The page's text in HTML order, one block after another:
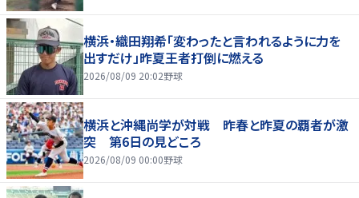
横浜・織田翔希「変わったと言われるように力を
出すだけ」昨夏王者打倒に燃える
2026/08/09 20:02野球
横浜と沖縄尚学が対戦 昨春と昨夏の覇者が激
突 第6日の見どころ
2026/08/09 00:00野球